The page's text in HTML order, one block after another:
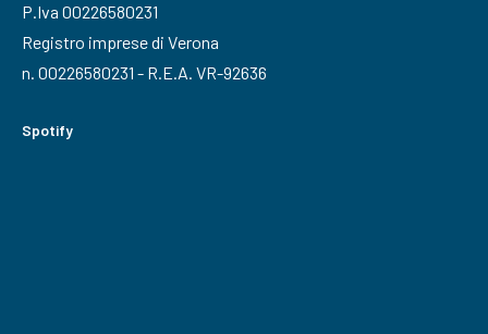
P.Iva 00226580231
Registro imprese di Verona
n. 00226580231 - R.E.A. VR-92636
Spotify